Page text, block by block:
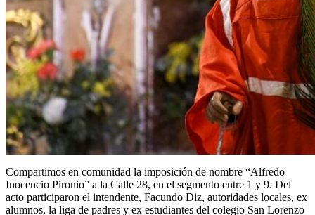
Compartimos en comunidad la imposición de nombre “Alfredo
Inocencio Pironio” a la Calle 28, en el segmento entre 1 y 9. Del
acto participaron el intendente, Facundo Diz, autoridades locales, ex
alumnos, la liga de padres y ex estudiantes del colegio San Lorenzo